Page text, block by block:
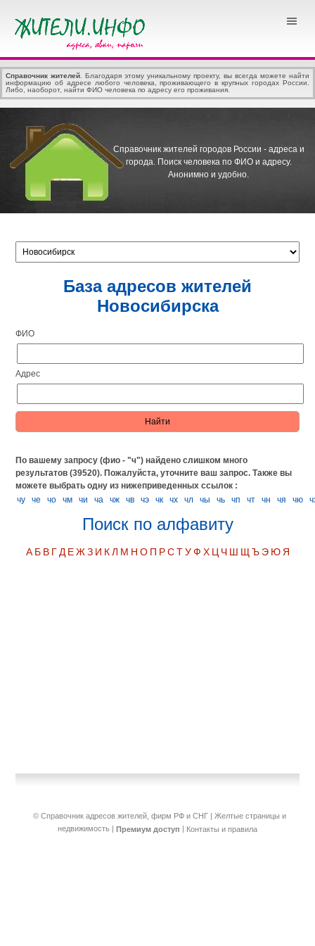
Справочник жителей . Благодаря этому уникальному проекту, вы всегда можете найти
информацию об адресе любого человека, проживающего в крупных городах России.
Либо, наоборот, найти ФИО человека по адресу его проживания.
Справочник жителей городов России - адреса и
города. Поиск человека по ФИО и адресу.
Анонимно и удобно.
База адресов жителей
Новосибирска
ФИО
Адрес
По вашему запросу (фио - "ч") найдено слишком много
результатов (39520). Пожалуйста, уточните ваш запрос.Также вы
можете выбрать одну из нижеприведенных ссылок :
чу
че чо чм чи ча чж чв чэ чк чх чл чы чь чп чт чн чя чю
Поиск по алфавиту
А Б В Г Д Е Ж З И К Л М Н О П Р С Т У Ф Х Ц Ч Ш Щ Ъ Э Ю Я
© Справочник адресов жителей, фирм РФ и СНГ | Желтые страницы и
недвижимость | Премиум доступ | Контакты и правила